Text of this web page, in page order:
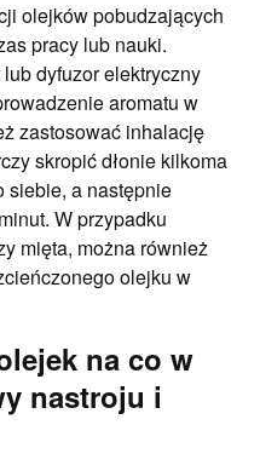
olejków pobudzających
pracy lub nauki.
dyfuzor elektryczny
aromatu w
zastosować inhalację
skropić dłonie kilkoma
siebie, a następnie
W przypadku
mięta, można również
olejku w
na co w
nastroju i